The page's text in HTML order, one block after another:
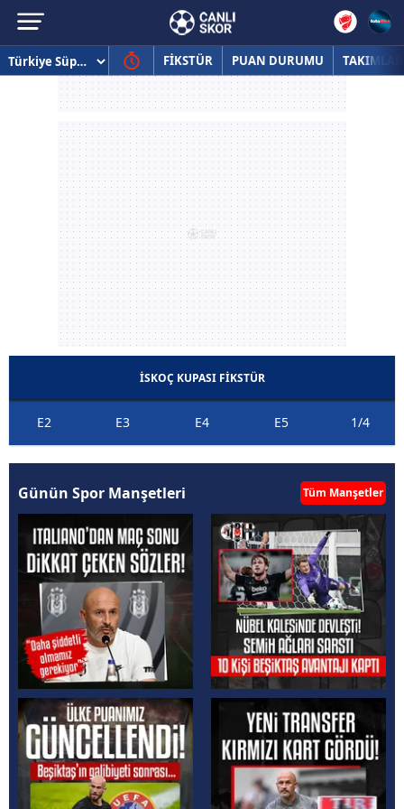
FİKSTÜR PUAN DURUMU TAKIMLAR
İSKOÇ KUPASI FİKSTÜR
E2 E3 E4 E5 1/4
Günün Spor Manşetleri Tüm Manşetler